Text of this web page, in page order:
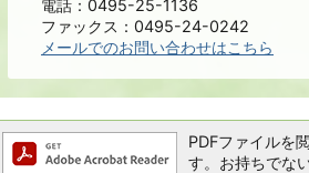
電話：0495-25-1136
ファックス：0495-24-0242
メールでのお問い合わせはこちら
PDFファイルを
す。お持ちでな